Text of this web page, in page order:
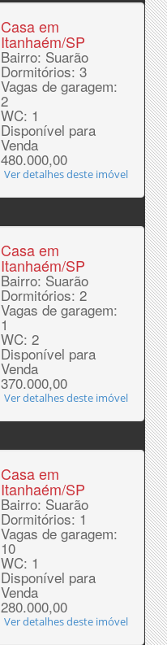
Casa em
Itanhaém/SP
Bairro: Suarão
Dormitórios: 3
Vagas de garagem:
2
WC: 1
Disponível para
Venda
480.000,00
Ver detalhes deste imóvel
Casa em
Itanhaém/SP
Bairro: Suarão
Dormitórios: 2
Vagas de garagem:
1
WC: 2
Disponível para
Venda
370.000,00
Ver detalhes deste imóvel
Casa em
Itanhaém/SP
Bairro: Suarão
Dormitórios: 1
Vagas de garagem:
10
WC: 1
Disponível para
Venda
280.000,00
Ver detalhes deste imóvel